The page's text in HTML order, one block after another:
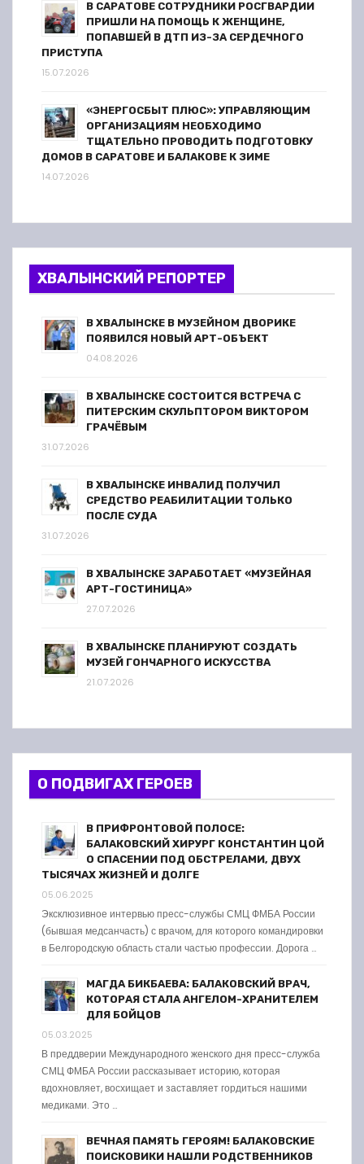
В САРАТОВЕ СОТРУДНИКИ РОСГВАРДИИ
ПРИШЛИ НА ПОМОЩЬ К ЖЕНЩИНЕ,
ПОПАВШЕЙ В ДТП ИЗ-ЗА СЕРДЕЧНОГО
ПРИСТУПА
15.07.2026
«ЭНЕРГОСБЫТ ПЛЮС»: УПРАВЛЯЮЩИМ
ОРГАНИЗАЦИЯМ НЕОБХОДИМО
ТЩАТЕЛЬНО ПРОВОДИТЬ ПОДГОТОВКУ
ДОМОВ В САРАТОВЕ И БАЛАКОВЕ К ЗИМЕ
14.07.2026
ХВАЛЫНСКИЙ РЕПОРТЕР
В ХВАЛЫНСКЕ В МУЗЕЙНОМ ДВОРИКЕ
ПОЯВИЛСЯ НОВЫЙ АРТ-ОБЪЕКТ
04.08.2026
В ХВАЛЫНСКЕ СОСТОИТСЯ ВСТРЕЧА С
ПИТЕРСКИМ СКУЛЬПТОРОМ ВИКТОРОМ
ГРАЧЁВЫМ
31.07.2026
В ХВАЛЫНСКЕ ИНВАЛИД ПОЛУЧИЛ
СРЕДСТВО РЕАБИЛИТАЦИИ ТОЛЬКО
ПОСЛЕ СУДА
31.07.2026
В ХВАЛЫНСКЕ ЗАРАБОТАЕТ «МУЗЕЙНАЯ
АРТ-ГОСТИНИЦА»
27.07.2026
В ХВАЛЫНСКЕ ПЛАНИРУЮТ СОЗДАТЬ
МУЗЕЙ ГОНЧАРНОГО ИСКУССТВА
21.07.2026
О ПОДВИГАХ ГЕРОЕВ
В ПРИФРОНТОВОЙ ПОЛОСЕ:
БАЛАКОВСКИЙ ХИРУРГ КОНСТАНТИН ЦОЙ
О СПАСЕНИИ ПОД ОБСТРЕЛАМИ, ДВУХ
ТЫСЯЧАХ ЖИЗНЕЙ И ДОЛГЕ
05.06.2025
Эксклюзивное интервью пресс-службы СМЦ ФМБА России
(бывшая медсанчасть) с врачом, для которого командировки
в Белгородскую область стали частью профессии. Дорога …
МАГДА БИКБАЕВА: БАЛАКОВСКИЙ ВРАЧ,
КОТОРАЯ СТАЛА АНГЕЛОМ-ХРАНИТЕЛЕМ
ДЛЯ БОЙЦОВ
05.03.2025
В преддверии Международного женского дня пресс-служба
СМЦ ФМБА России рассказывает историю, которая
вдохновляет, восхищает и заставляет гордиться нашими
медиками. Это …
ВЕЧНАЯ ПАМЯТЬ ГЕРОЯМ! БАЛАКОВСКИЕ
ПОИСКОВИКИ НАШЛИ РОДСТВЕННИКОВ